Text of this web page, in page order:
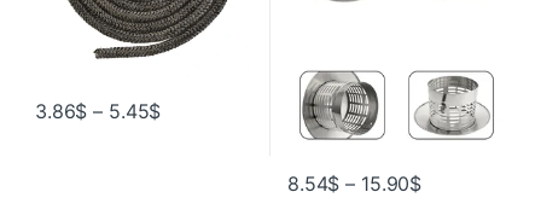
3.86$ – 5.45$
8.54$ – 15.90$